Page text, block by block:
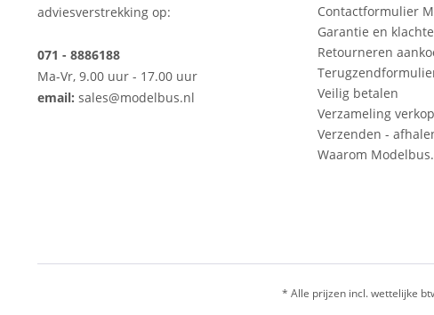
adviesverstrekking op:
071 - 8886188
Ma-Vr, 9.00 uur - 17.00 uur
email: sales@modelbus.nl
Contactformulier
Garantie en
Retourneren
Veilig betalen
Verzameling
Verzenden -
Waarom
* Alle prijzen incl. wettelijke